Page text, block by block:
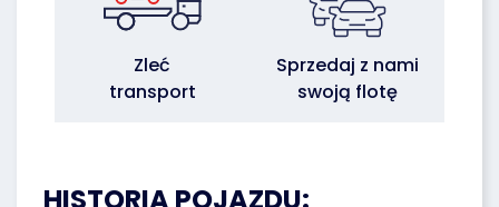
Zleć
transport
Sprzedaj z nami
swoją flotę